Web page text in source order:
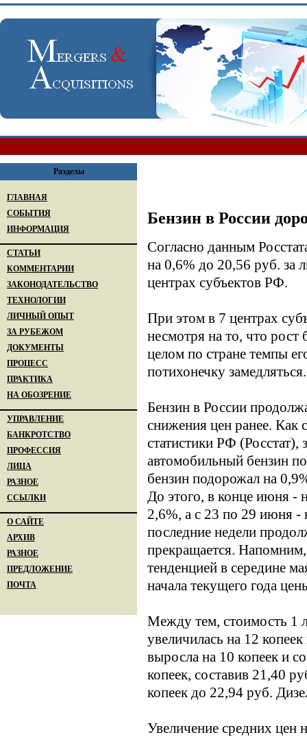
Разделы
ГЛАВНАЯ
СОБЫТИЯ
ИНФОРМАЦИЯ
СТАТЬИ
КОММЕНТАРИИ
ЗАКОНОДАТЕЛЬСТВО
ТЕХНОЛОГИИ
ЛИЧНЫЙ ОПЫТ
ЗА РУБЕЖОМ
ДОКУМЕНТЫ
ПРОЦЕСС
ПРАКТИКА
НА ОБОЗРЕНИЕ
УПРАВЛЕНИЕ
БАНКРОТСТВО
ПРОФЕССИЯ
ЛИЦА
РАЗНОЕ
ССЫЛКИ
О САЙТЕ
АРХИВ
РАЗНОЕ
ПРЕДЛОЖЕНИЕ
ПОЧТА
Бензин в России
Согласно данным
на 0,6% до 20,56 руб. за
центрах субъектов РФ.
При этом в 7 центрах
несмотря на то, что рост
целом по стране темпы
потихонечку замедляться.
Бензин в России
снижения цен ранее. Как
статистики РФ
автомобильный бензин
бензин подорожал на
До этого, в конце июня -
2,6%, а с 23 по 29 июня -
последние недели
прекращается.
тенденцией в середине
начала текущего года
Между тем, стоимость 1
увеличилась на 12
выросла на 10 копеек и
копеек, составив 21,40
копеек до 22,94 руб.
Увеличение средних цен